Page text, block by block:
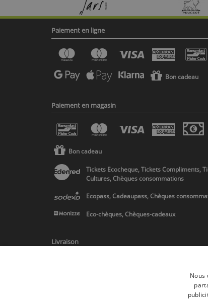
Paiement en ligne
Bon cadeau
Paiement en magasin
Bon cadeau
Tickets Ecocheque, Tickets Compliments,
Cultures, Chèques consommations
Ecopass, Cadeaupass, Chèques
Eco-chèques, Chèques-cadeaux
Livraison
* Livraison en Belgique/France/Pays-Bas et partout en
Nous